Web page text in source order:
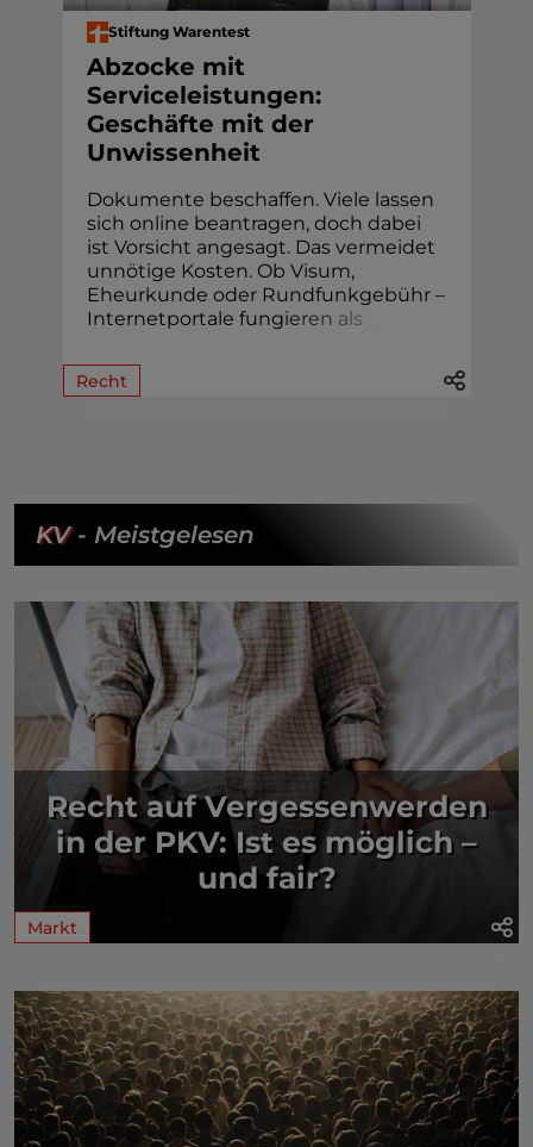
Stiftung Warentest
Abzocke mit
Serviceleistungen:
Geschäfte mit der
Unwissenheit
Dokumente beschaffen. Viele lassen
sich online beantragen, doch dabei
ist Vorsicht angesagt. Das vermeidet
unnötige Kosten. Ob Visum,
Eheur­kunde oder Rund­funk­gebühr –
Internetportale fungieren als
Recht
KV- Meistgelesen
Recht auf Vergessenwerden
in der PKV: Ist es möglich –
und fair?
Markt